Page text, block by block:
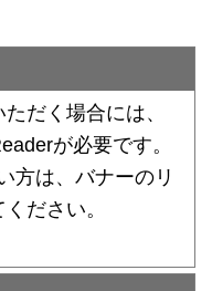
だく場合には、
が必要です。
方は、バナーのリ
ださい。